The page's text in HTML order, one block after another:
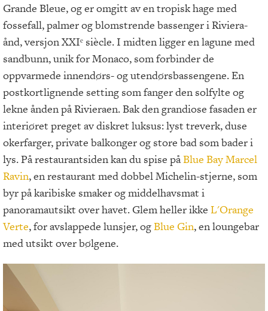
Grande Bleue, og er omgitt av en tropisk hage med
fossefall, palmer og blomstrende bassenger i Riviera-
ånd, versjon XXIᵉ siècle. I midten ligger en lagune med
sandbunn, unik for Monaco, som forbinder de
oppvarmede innendørs- og utendørsbassengene. En
postkortlignende setting som fanger den solfylte og
lekne ånden på Rivieraen. Bak den grandiose fasaden er
interiøret preget av diskret luksus: lyst treverk, duse
okerfarger, private balkonger og store bad som bader i
lys. På restaurantsiden kan du spise påBlue Bay Marcel
Ravin, en restaurant med dobbel Michelin-stjerne, som
byr på karibiske smaker og middelhavsmat i
panoramautsikt over havet. Glem heller ikke L'Orange
Verte, for avslappede lunsjer, ogBlue Gin, en loungebar
med utsikt over bølgene.